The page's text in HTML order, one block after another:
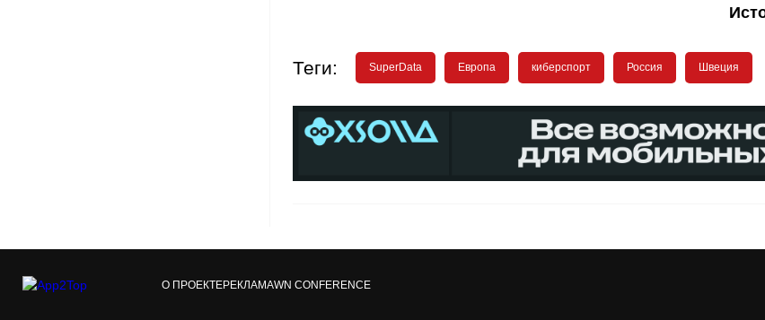
Теги: SuperData Европа киберспорт Россия Швеция
О ПРОЕКТЕРЕКЛАМАWN CONFERENCE